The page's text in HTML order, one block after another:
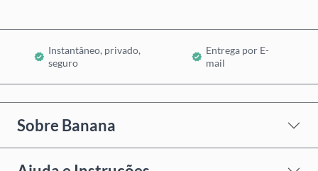
Instantâneo, privado,
seguro
Entrega por E-
mail
Sobre Banana